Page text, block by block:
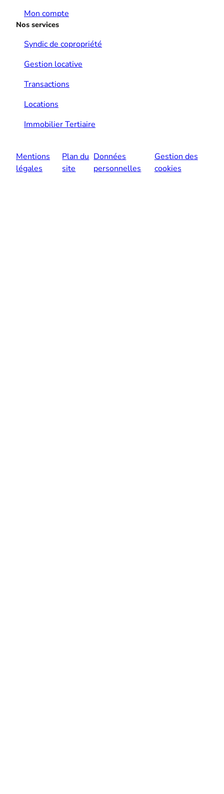
Mon compte
Nos services
Syndic de copropriété
Gestion locative
Transactions
Locations
Immobilier Tertiaire
Mentions
légales
Plan du
site
Données
personnelles
Gestion des
cookies